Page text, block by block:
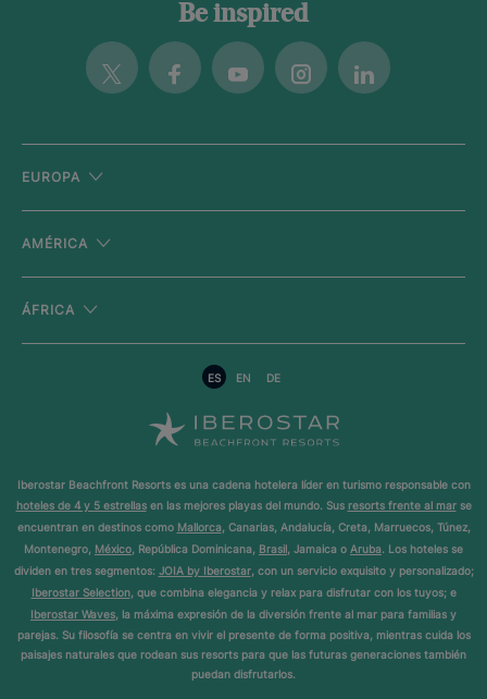
Be inspired
Twitter FacebookYoutubeInstagramLinkedin
EUROPA
AMÉRICA
ÁFRICA
ES EN DE
Iberostar Beachfront Resorts es una cadena hotelera líder en turismo responsable con
hoteles de 4 y 5 estrellasen las mejores playas del mundo. Sus resorts frente al marse
encuentran en destinos como Mallorca, Canarias, Andalucía, Creta, Marruecos, Túnez,
Montenegro, México, República Dominicana, Brasil, Jamaica o Aruba. Los hoteles se
dividen en tres segmentos: JOIA by Iberostar, con un servicio exquisito y personalizado;
Iberostar Selection, que combina elegancia y relax para disfrutar con los tuyos; e
Iberostar Waves, la máxima expresión de la diversión frente al mar para familias y
parejas. Su filosofía se centra en vivir el presente de forma positiva, mientras cuida los
paisajes naturales que rodean sus resorts para que las futuras generaciones también
puedan disfrutarlos.